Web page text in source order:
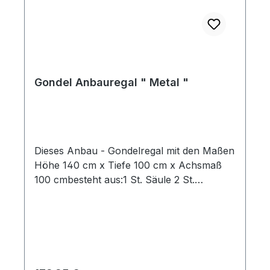
Gondel Anbauregal " Metal "
Dieses Anbau - Gondelregal mit den Maßen
Höhe 140 cm x Tiefe 100 cm x Achsmaß
100 cmbesteht aus:1 St. Säule 2 St.
Rückwände glatt mit Höhe 10 cm2 Paar